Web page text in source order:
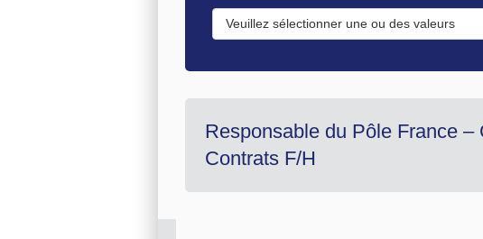
Veuillez sélectionner une ou des valeurs
Responsable du Pôle France
Contrats F/H